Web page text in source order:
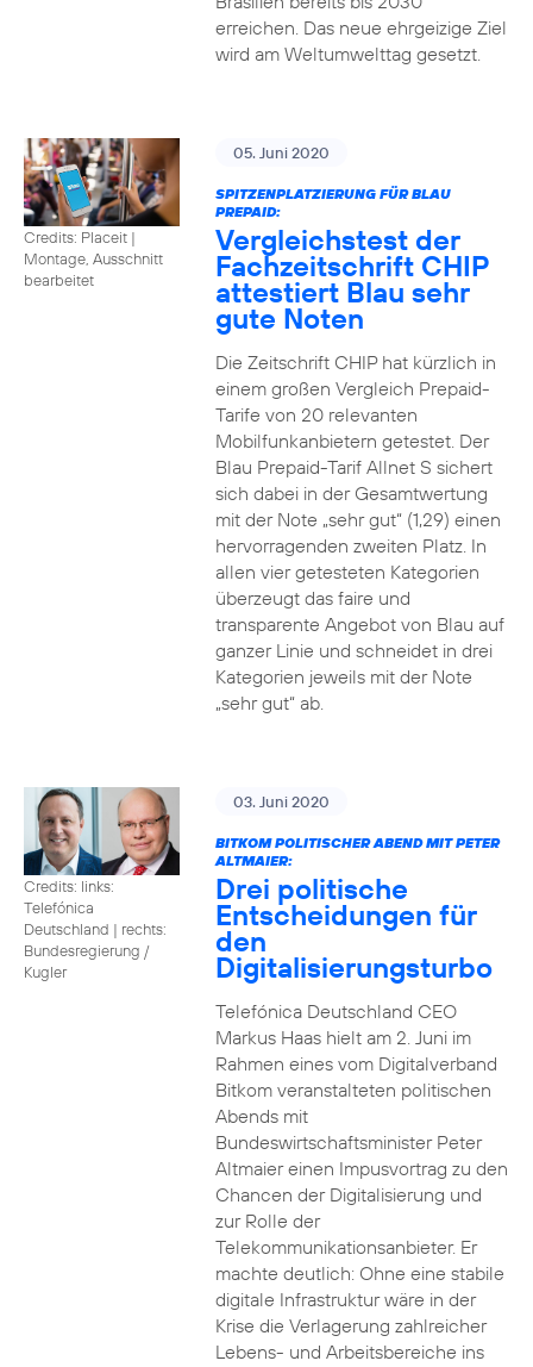
erreichen. Das neue ehrgeizige Ziel
wird am Weltumwelttag gesetzt.
Credits: Placeit |
Montage, Ausschnitt
bearbeitet
05. Juni 2020
SPITZENPLATZIERUNG FÜR BLAU
PREPAID:
Vergleichstest der
Fachzeitschrift CHIP
attestiert Blau sehr
gute Noten
Die Zeitschrift CHIP hat kürzlich in
einem großen Vergleich Prepaid-
Tarife von 20 relevanten
Mobilfunkanbietern getestet. Der
Blau Prepaid-Tarif Allnet S sichert
sich dabei in der Gesamtwertung
mit der Note „sehr gut“ (1,29) einen
hervorragenden zweiten Platz. In
allen vier getesteten Kategorien
überzeugt das faire und
transparente Angebot von Blau auf
ganzer Linie und schneidet in drei
Kategorien jeweils mit der Note
„sehr gut“ ab.
Credits: links:
Telefónica
Deutschland | rechts:
Bundesregierung /
Kugler
03. Juni 2020
BITKOM POLITISCHER ABEND MIT PETER
ALTMAIER:
Drei politische
Entscheidungen für
den
Digitalisierungsturbo
Telefónica Deutschland CEO
Markus Haas hielt am 2. Juni im
Rahmen eines vom Digitalverband
Bitkom veranstalteten politischen
Abends mit
Bundeswirtschaftsminister Peter
Altmaier einen Impusvortrag zu den
Chancen der Digitalisierung und
zur Rolle der
Telekommunikationsanbieter. Er
machte deutlich: Ohne eine stabile
digitale Infrastruktur wäre in der
Krise die Verlagerung zahlreicher
Lebens- und Arbeitsbereiche ins